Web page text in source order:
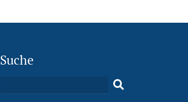
Suche